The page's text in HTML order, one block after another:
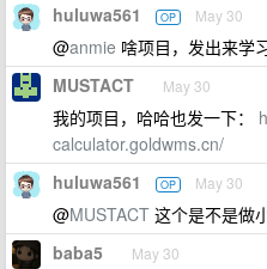
huluwa561 OP May 30
@anmie 啥项目，发出来学
MUSTACT May 30
我的项目，哈哈也发一下：
calculator.goldwms.cn/
huluwa561 OP May 30
@MUSTACT 这个是不是做
baba5 May 30